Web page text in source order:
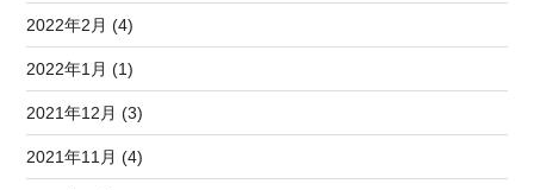
2022年2月 (4)
2022年1月 (1)
2021年12月 (3)
2021年11月 (4)